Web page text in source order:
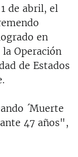
de abril, el
en
Operación
de Estados
´Muerte
47 años",